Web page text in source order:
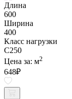
Длина
600
Ширина
400
Класс нагрузки
C250
Цена за: м2
648₽